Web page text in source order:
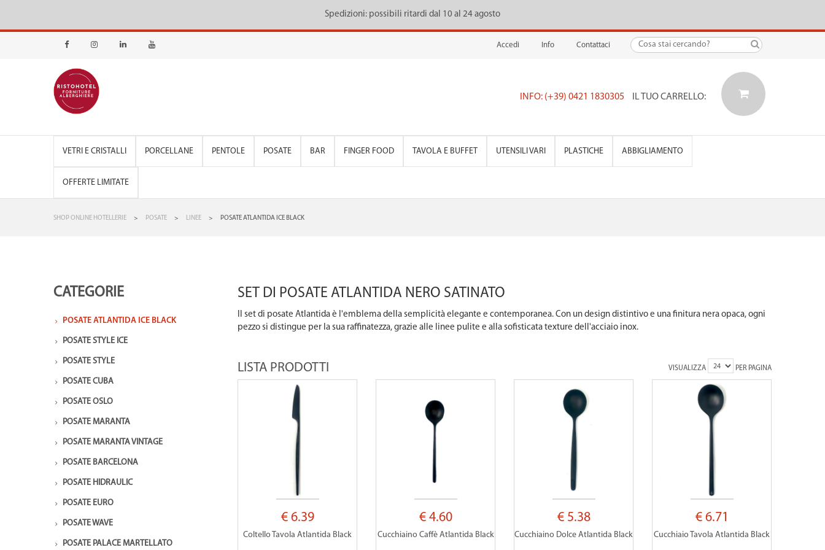
Spedizioni: possibili ritardi dal 10 al 24 agosto
Accedi Info Contattaci
INFO: (+39) 0421 1830305 IL TUO CARRELLO:
VETRI E CRISTALLI PORCELLANE PENTOLE POSATE BAR FINGER FOOD TAVOLA E BUFFET UTENSILI VARI PLASTICHE ABBIGLIAMENTO
OFFERTE LIMITATE
SHOP ONLINE HOTELLERIE > POSATE > LINEE > POSATE ATLANTIDA ICE BLACK
SET DI POSATE ATLANTIDA NERO SATINATO
Il set di posate Atlantida è l'emblema della semplicità elegante e contemporanea. Con un design distintivo e una finitura nera opaca, ogni
pezzo si distingue per la sua raffinatezza, grazie alle linee pulite e alla sofisticata texture dell'acciaio inox.
LISTA PRODOTTI VISUALIZZA PER PAGINA
€ 6.39
Coltello Tavola Atlantida Black
€ 4.60
Cucchiaino Caffè Atlantida Black
€ 5.38
Cucchiaino Dolce Atlantida Black
€ 6.71
Cucchiaio Tavola Atlantida Black
CATEGORIE
POSATE ATLANTIDA ICE BLACK
POSATE STYLE ICE
POSATE STYLE
POSATE CUBA
POSATE OSLO
POSATE MARANTA
POSATE MARANTA VINTAGE
POSATE BARCELONA
POSATE HIDRAULIC
POSATE EURO
POSATE WAVE
POSATE PALACE MARTELLATO